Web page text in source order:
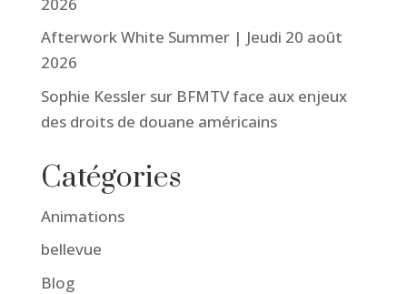
Afterwork White Summer | Jeudi 20 août
2026
Sophie Kessler sur BFMTV face aux enjeux
des droits de douane américains
Catégories
Animations
bellevue
Blog